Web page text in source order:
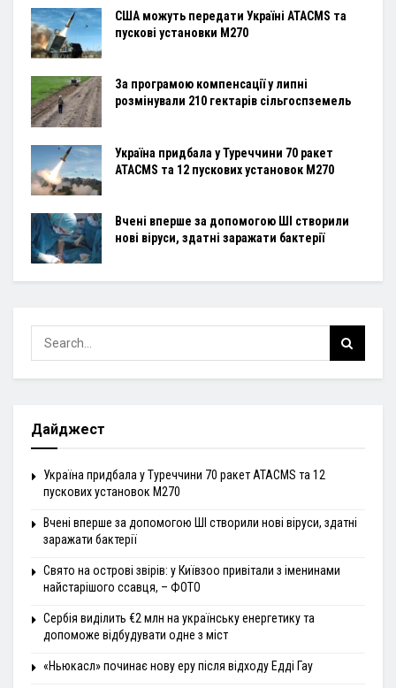
США можуть передати Україні ATACMS та
пускові установки M270
За програмою компенсації у липні
розмінували 210 гектарів сільгоспземель
Україна придбала у Туреччини 70 ракет
ATACMS та 12 пускових установок M270
Вчені вперше за допомогою ШІ створили
нові віруси, здатні заражати бактерії
Дайджест
Україна придбала у Туреччини 70 ракет ATACMS та 12
пускових установок M270
Вчені вперше за допомогою ШІ створили нові віруси, здатні
заражати бактерії
Свято на острові звірів: у Київзоо привітали з іменинами
найстарішого ссавця, – ФОТО
Сербія виділить €2 млн на українську енергетику та
допоможе відбудувати одне з міст
«Ньюкасл» починає нову еру після відходу Едді Гау